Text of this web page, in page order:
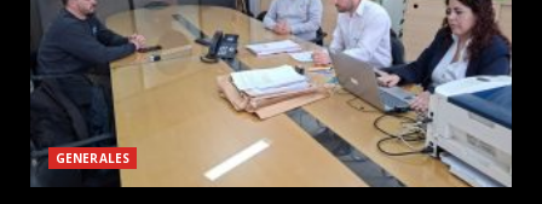
GENERALES